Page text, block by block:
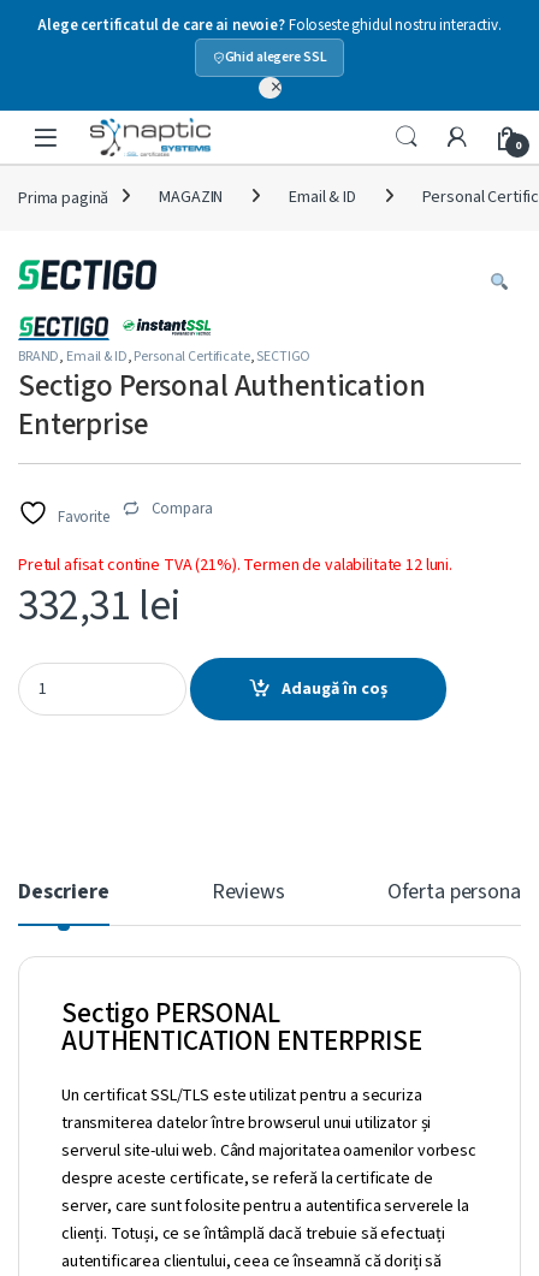
Alege certificatul de care ai nevoie?Foloseste ghidul nostru interactiv.
Ghid alegere SSL
×
Skip to navigation
Skip to content
Open 0
Prima pagină MAGAZIN Email & ID Personal
BRAND, Email & ID,Personal Certificate,SECTIGO
Sectigo Personal Authentication
Enterprise
Favorite Compara
Pretul afisat contine TVA (21%). Termen de valabilitate 12 luni.
332,31 lei
Sectigo Personal Authentication Enterprise quantity
Adaugă în coș
Descriere Reviews Oferta
Sectigo PERSONAL
AUTHENTICATION ENTERPRISE
Un certificat SSL/TLS este utilizat pentru a securiza
transmiterea datelor între browserul unui utilizator și
serverul site-ului web. Când majoritatea oamenilor vorbesc
despre aceste certificate, se referă la certificate de
server, care sunt folosite pentru a autentifica serverele la
clienți. Totuși, ce se întâmplă dacă trebuie să efectuați
autentificarea clientului, ceea ce înseamnă că doriți să